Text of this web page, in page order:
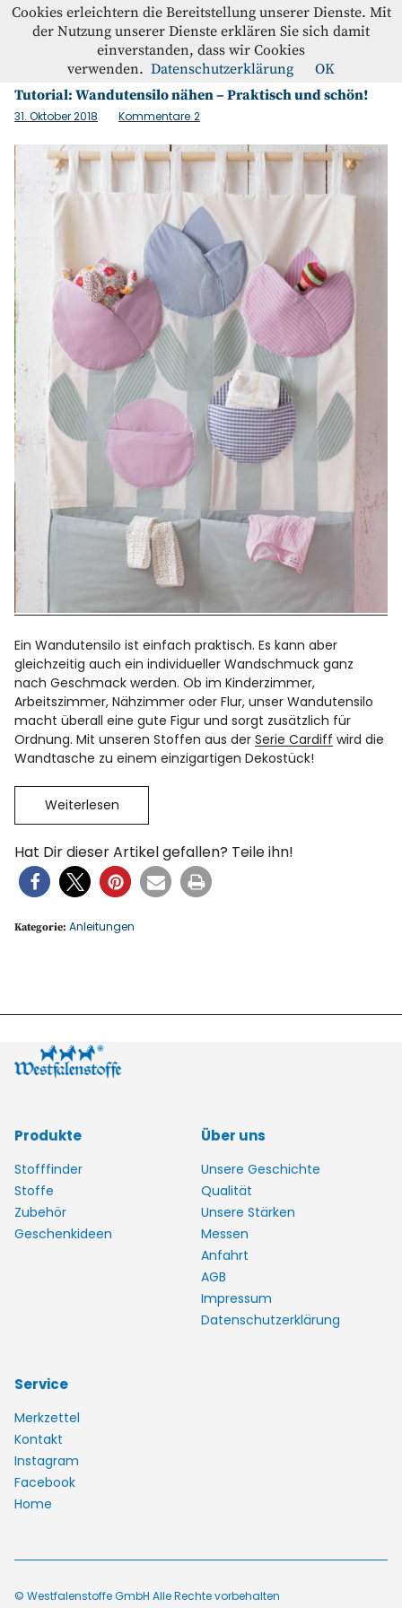
Westfalenstoffe-Blog
Home
Kontakt
InstagramFacebook
Schlagwort:Organizer
Tutorial: Wandutensilo nähen – Praktisch und schön!
31. Oktober 2018 Kommentare 2
Ein Wandutensilo ist einfach praktisch. Es kann aber
gleichzeitig auch ein individueller Wandschmuck ganz
nach Geschmack werden. Ob im Kinderzimmer,
Arbeitszimmer, Nähzimmer oder Flur, unser Wandutensilo
macht überall eine gute Figur und sorgt zusätzlich für
Ordnung. Mit unseren Stoffen aus derSerie Cardiff wird die
Wandtasche zu einem einzigartigen Dekostück!
Weiterlesen
Hat Dir dieser Artikel gefallen? Teile ihn!
Kategorie:Anleitungen
Produkte
Stofffinder
Stoffe
Zubehör
Geschenkideen
Über uns
Unsere Geschichte
Qualität
Unsere Stärken
Messen
Anfahrt
AGB
Impressum
Datenschutzerklärung
Service
Merkzettel
Kontakt
Instagram
Facebook
Home
© Westfalenstoffe GmbH Alle Rechte vorbehalten
Cookies erleichtern die Bereitstellung unserer Dienste. Mit
der Nutzung unserer Dienste erklären Sie sich damit
einverstanden, dass wir Cookies
verwenden. Datenschutzerklärung OK